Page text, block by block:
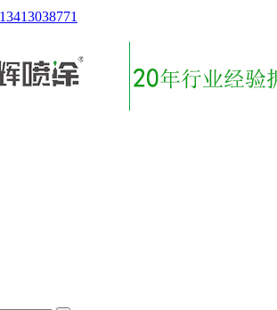
13413038771